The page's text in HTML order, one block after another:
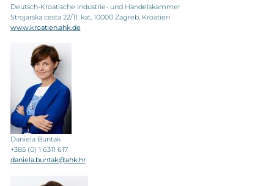
Deutsch-Kroatische Industrie- und Handelskammer
Strojarska cesta 22/11. kat, 10000 Zagreb, Kroatien
www.kroatien.ahk.de
Daniela Buntak
+385 (0) 1 6311 617
daniela.buntak@ahk.hr